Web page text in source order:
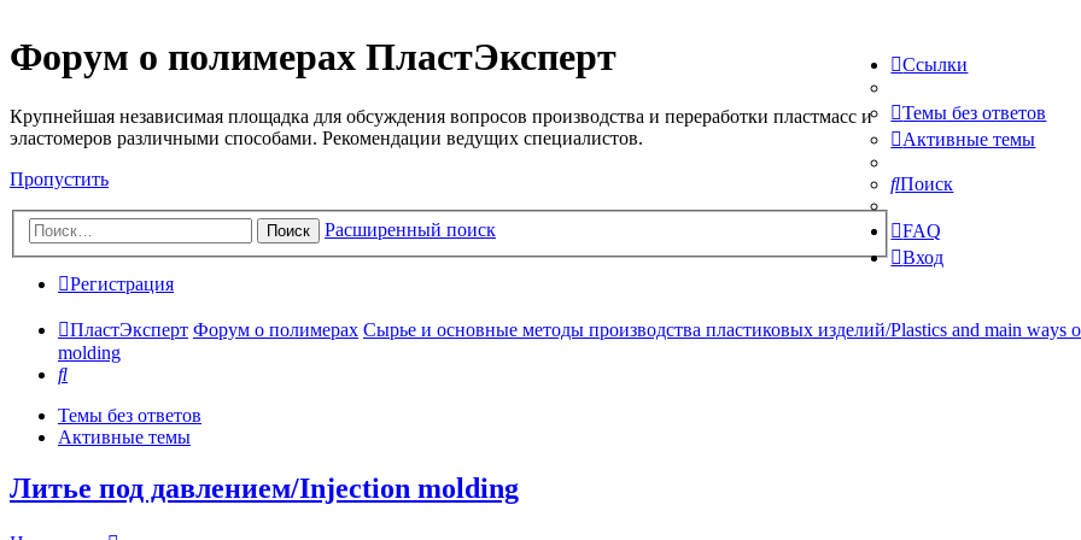
Форум о полимерах ПластЭксперт
Крупнейшая независимая площадка для обсуждения вопросов производства и переработки пластмасс и
эластомеров различными способами. Рекомендации ведущих специалистов.
Пропустить
Поиск Расширенный поиск
Ссылки
Темы без ответов
Активные темы
Поиск
FAQ
Вход
Регистрация
ПластЭксперт Форум о полимерах Сырье и основные методы производства пластиковых изделий/Plastics and main ways
molding
Поиск
Темы без ответов
Активные темы
Литье под давлением/Injection molding